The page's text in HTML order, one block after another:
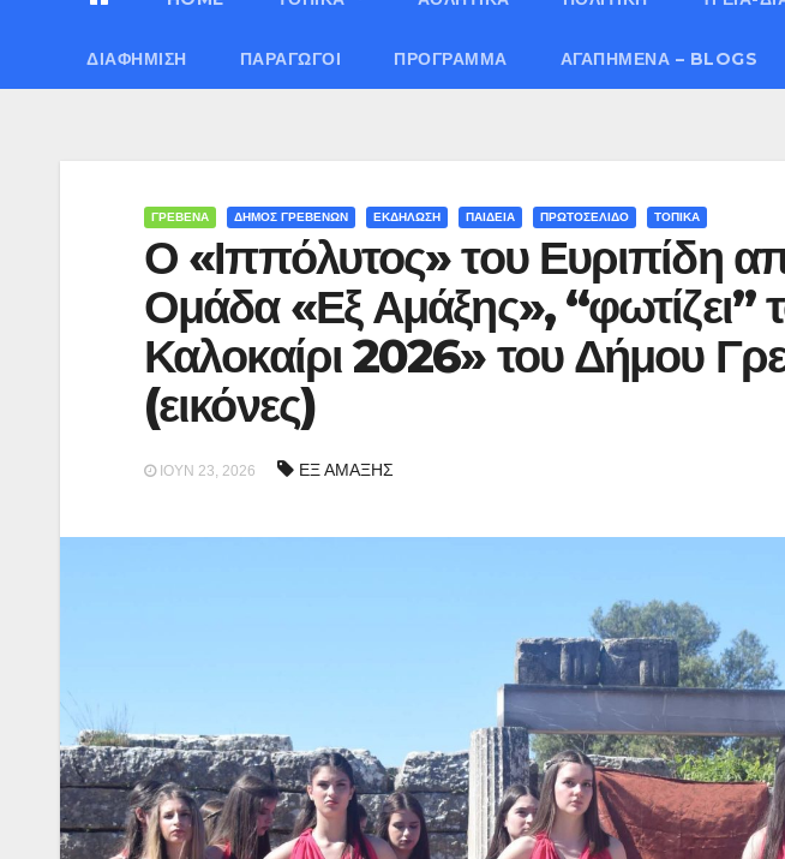
ΔΙΑΦΉΜΙΣΗ ΠΑΡΑΓΩΓΟΊ ΠΡΌΓΡΑΜΜΑ ΑΓΑΠΗΜΈΝΑ – BLOGS
ΓΡΕΒΕΝΑ ΔΗΜΟΣ ΓΡΕΒΕΝΩΝ ΕΚΔΗΛΩΣΗ ΠΑΙΔΕΙΑ ΠΡΩΤΟΣΕΛΙΔΟ ΤΟΠΙΚΑ
Ο «Ιππόλυτος» του Ευριπίδη
Ομάδα «Εξ Αμάξης», “φωτίζει”
Καλοκαίρι 2026» του Δήμου
(εικόνες)
ΙΟΎΝ 23, 2026 ΕΞ ΑΜΑΞΗΣ